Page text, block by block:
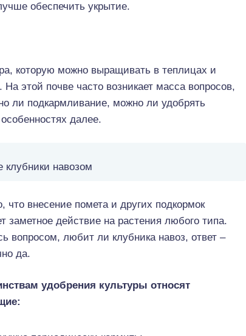
обеспечить укрытие.
которую можно выращивать в теплицах и
этой почве часто возникает масса вопросов,
ли подкармливание, можно ли удобрять
далее.
клубники навозом
что внесение помета и других подкормок
заметное действие на растения любого типа.
вопросом, любит ли клубника навоз, ответ –
да.
удобрения культуры относят